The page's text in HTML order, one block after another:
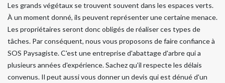
Les grands végétaux se trouvent souvent dans les espaces verts.
À un moment donné, ils peuvent représenter une certaine menace.
Les propriétaires seront donc obligés de réaliser ces types de
tâches. Par conséquent, nous vous proposons de faire confiance à
SOS Paysagiste. C'est une entreprise d'abattage d'arbre qui a
plusieurs années d'expérience. Sachez qu'il respecte les délais
convenus. Il peut aussi vous donner un devis qui est dénué d'un